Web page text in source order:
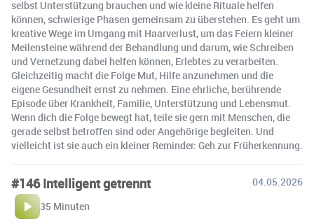
selbst Unterstützung brauchen und wie kleine Rituale helfen
können, schwierige Phasen gemeinsam zu überstehen. Es geht um
kreative Wege im Umgang mit Haarverlust, um das Feiern kleiner
Meilensteine während der Behandlung und darum, wie Schreiben
und Vernetzung dabei helfen können, Erlebtes zu verarbeiten.
Gleichzeitig macht die Folge Mut, Hilfe anzunehmen und die
eigene Gesundheit ernst zu nehmen. Eine ehrliche, berührende
Episode über Krankheit, Familie, Unterstützung und Lebensmut.
Wenn dich die Folge bewegt hat, teile sie gern mit Menschen, die
gerade selbst betroffen sind oder Angehörige begleiten. Und
vielleicht ist sie auch ein kleiner Reminder: Geh zur Früherkennung.
#146 Intelligent getrennt
04.05.2026
35 Minuten